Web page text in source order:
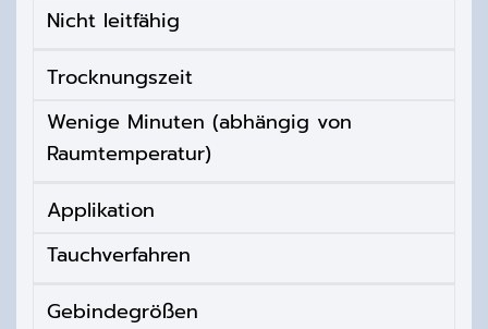
Nicht leitfähig
Trocknungszeit
Wenige Minuten (abhängig von
Raumtemperatur)
Applikation
Tauchverfahren
Gebindegrößen